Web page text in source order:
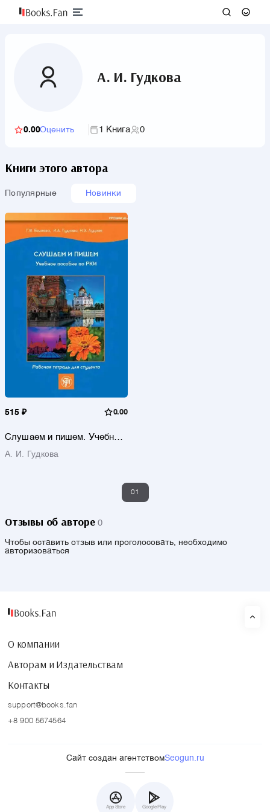
А. И. Гудкова
0.00Оценить 1 Книга 0
Книги этого автора
Популярные Новинки
515 ₽ 0.00
Слушаем и пишем. Учебное
тетрадь для студента
А. И. Гудкова
01
Отзывы об авторе 0
Чтобы оставить отзыв или проголосовать, необходимо
авторизоваться
О компании
Авторам и Издательствам
Контакты
support@books.fan
+8 900 5674564
Сайт создан агентствомSeogun.ru
App Store Google Play